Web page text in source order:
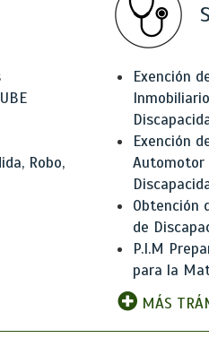
Robo,
Exención
Exención
Automotor
Obtención
de
P.I.M
para la
MÁS